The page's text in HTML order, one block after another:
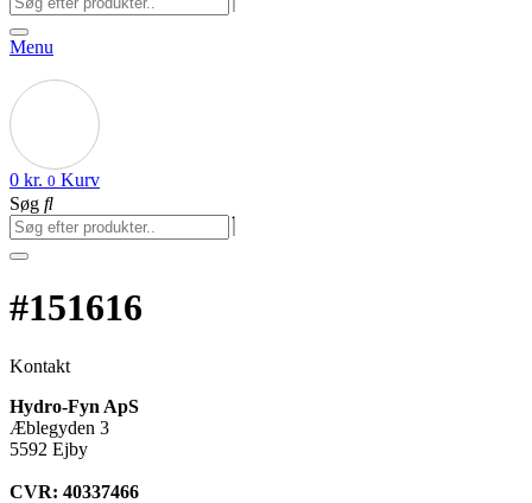
Menu
0 kr. 0 Kurv
Søg
#151616
Kontakt
Hydro-Fyn ApS
Æblegyden 3
5592 Ejby
CVR: 40337466